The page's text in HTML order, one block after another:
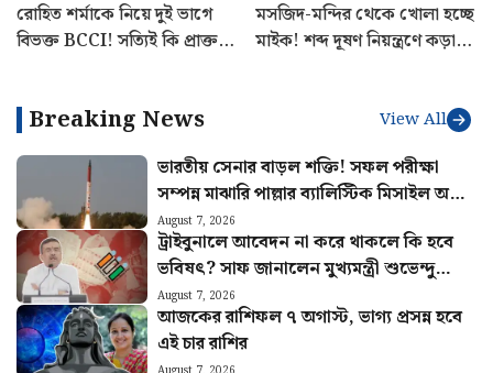
রোহিত শর্মাকে নিয়ে দুই ভাগে
বিভক্ত BCCI! সত্যিই কি প্রাক্তন
মসজিদ-মন্দির থেকে খোলা হচ্ছে
মাইক! শব্দ দূষণ নিয়ন্ত্রণে কড়া
Breaking News View All
ভারতীয় সেনার বাড়ল শক্তি! সফল পরীক্ষা
সম্পন্ন মাঝারি পাল্লার ব্যালিস্টিক মিসাইল অগ্নি
৪-এর
August 7, 2026
ট্রাইবুনালে আবেদন না করে থাকলে কি হবে
ভবিষৎ? সাফ জানালেন মুখ্যমন্ত্রী শুভেন্দু
অধিকারী
August 7, 2026
আজকের রাশিফল ৭ অগাস্ট, ভাগ্য প্রসন্ন হবে
এই চার রাশির